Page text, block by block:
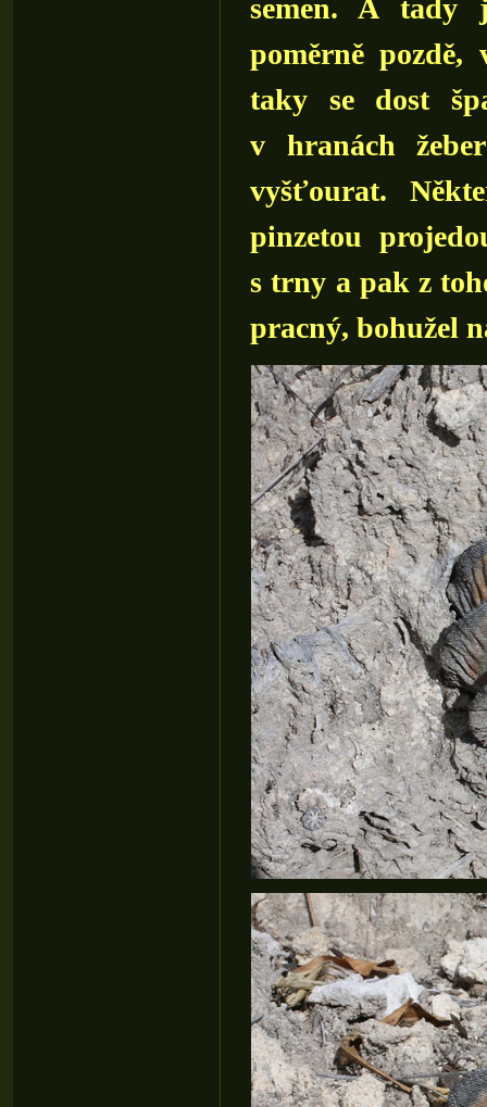
semen. A tady
poměrně
taky se dost
v hranách
vyšťourat.
pinzetou
s trny a pak z
pracný, bohužel